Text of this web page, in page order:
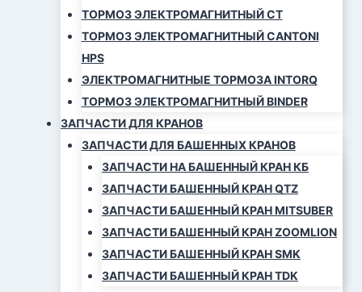
ТОРМОЗ ЭЛЕКТРОМАГНИТНЫЙ СТ
ТОРМОЗ ЭЛЕКТРОМАГНИТНЫЙ CANTONI
HPS
ЭЛЕКТРОМАГНИТНЫЕ ТОРМОЗА INTORQ
ТОРМОЗ ЭЛЕКТРОМАГНИТНЫЙ BINDER
ЗАПЧАСТИ ДЛЯ КРАНОВ
ЗАПЧАСТИ ДЛЯ БАШЕННЫХ КРАНОВ
ЗАПЧАСТИ НА БАШЕННЫЙ КРАН КБ
ЗАПЧАСТИ БАШЕННЫЙ КРАН QTZ
ЗАПЧАСТИ БАШЕННЫЙ КРАН MITSUBER
ЗАПЧАСТИ БАШЕННЫЙ КРАН ZOOMLION
ЗАПЧАСТИ БАШЕННЫЙ КРАН SMK
ЗАПЧАСТИ БАШЕННЫЙ КРАН TDK